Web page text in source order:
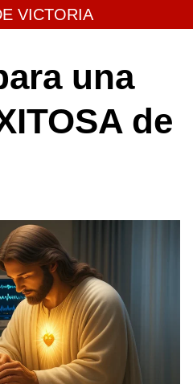
VICTORIA
una
de